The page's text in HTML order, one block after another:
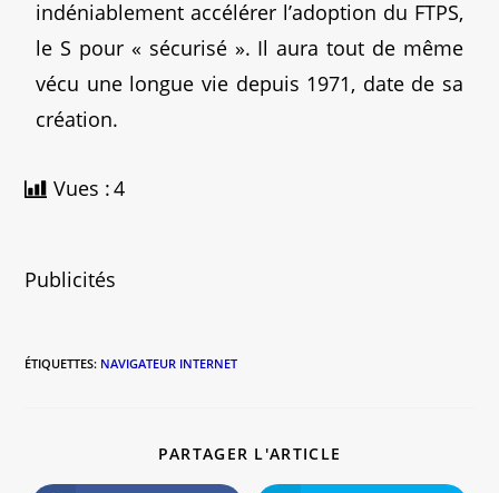
indéniablement accélérer l’adoption du FTPS,
le S pour « sécurisé ». Il aura tout de même
vécu une longue vie depuis 1971, date de sa
création.
Vues :4
Publicités
ÉTIQUETTES: NAVIGATEUR INTERNET
PARTAGER L'ARTICLE